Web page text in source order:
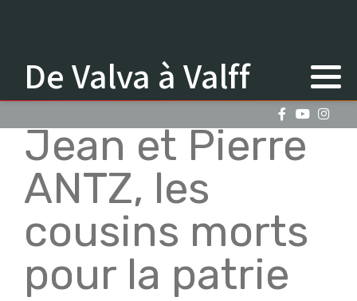
De Valva à Valff
Jean et Pierre
ANTZ, les
cousins morts
pour la patrie